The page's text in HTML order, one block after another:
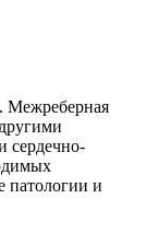
Межреберная
сердечно-
патологии и